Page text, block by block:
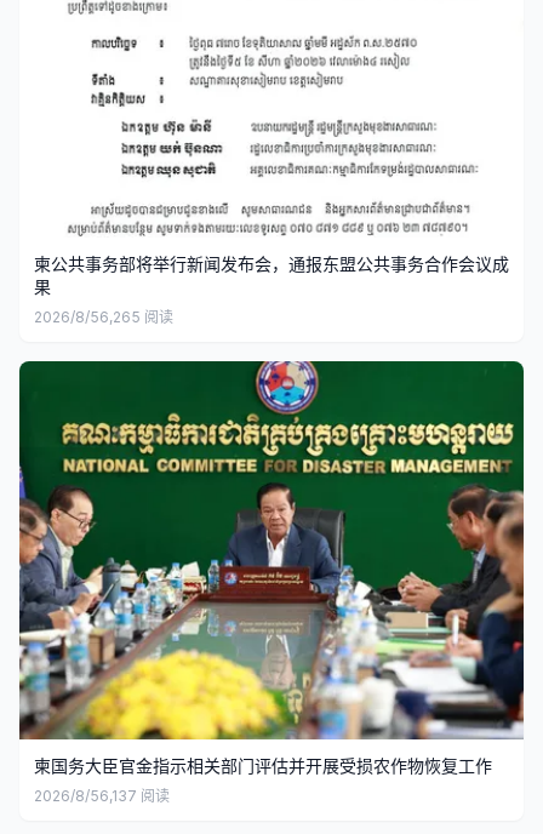
柬公共事务部将举行新闻发布会，通报东盟公共事务合作会议成
果
2026/8/56,265 阅读
柬国务大臣官金指示相关部门评估并开展受损农作物恢复工作
2026/8/56,137 阅读